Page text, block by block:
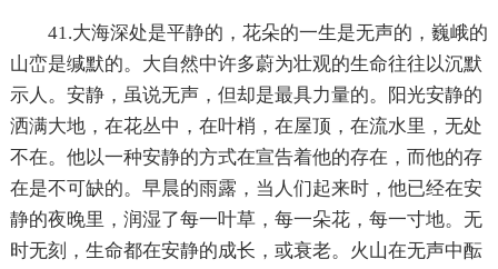
41.大海深处是平静的，花朵的一生是无声的，巍峨的
山峦是缄默的。大自然中许多蔚为壮观的生命往往以沉默
示人。安静，虽说无声，但却是最具力量的。阳光安静的
洒满大地，在花丛中，在叶梢，在屋顶，在流水里，无处
不在。他以一种安静的方式在宣告着他的存在，而他的存
在是不可缺的。早晨的雨露，当人们起来时，他已经在安
静的夜晚里，润湿了每一叶草，每一朵花，每一寸地。无
时无刻，生命都在安静的成长，或衰老。火山在无声中酝